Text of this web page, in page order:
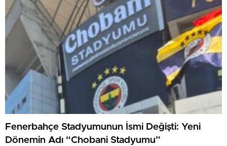
Fenerbahçe Stadyumunun İsmi Değişti: Yeni
Dönemin Adı “Chobani Stadyumu”